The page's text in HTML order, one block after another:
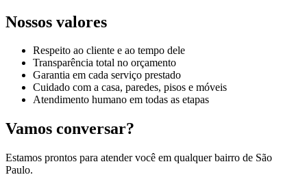
Nossos valores
Respeito ao cliente e ao tempo dele
Transparência total no orçamento
Garantia em cada serviço prestado
Cuidado com a casa, paredes, pisos e móveis
Atendimento humano em todas as etapas
Vamos conversar?
Estamos prontos para atender você em qualquer bairro de São
Paulo.